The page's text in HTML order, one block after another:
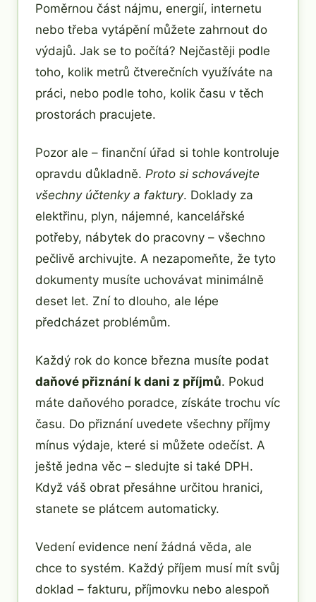
Poměrnou část nájmu, energií, internetu
nebo třeba vytápění můžete zahrnout do
výdajů. Jak se to počítá? Nejčastěji podle
toho, kolik metrů čtverečních využíváte na
práci, nebo podle toho, kolik času v těch
prostorách pracujete.
Pozor ale – finanční úřad si tohle kontroluje
opravdu důkladně. Proto si schovávejte
všechny účtenky a faktury. Doklady za
elektřinu, plyn, nájemné, kancelářské
potřeby, nábytek do pracovny – všechno
pečlivě archivujte. A nezapomeňte, že tyto
dokumenty musíte uchovávat minimálně
deset let. Zní to dlouho, ale lépe
předcházet problémům.
Každý rok do konce března musíte podat
daňové přiznání k dani z příjmů. Pokud
máte daňového poradce, získáte trochu víc
času. Do přiznání uvedete všechny příjmy
mínus výdaje, které si můžete odečíst. A
ještě jedna věc – sledujte si také DPH.
Když váš obrat přesáhne určitou hranici,
stanete se plátcem automaticky.
Vedení evidence není žádná věda, ale
chce to systém. Každý příjem musí mít svůj
doklad – fakturu, příjmovku nebo alespoň